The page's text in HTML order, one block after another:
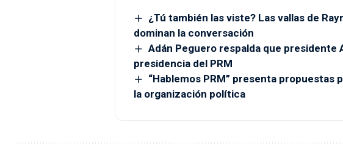
¿Tú también las viste? Las vallas de
dominan la conversación
Adán Peguero respalda que presidente
presidencia del PRM
“Hablemos PRM” presenta
la organización política